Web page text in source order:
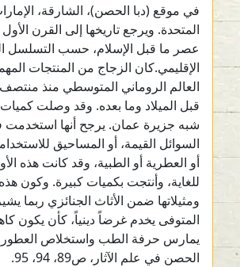
في موقع (دبا الحصن)، الشارقة، الإمارات
المتحدة. ويرجع تاريخها إلى القرن الأول
عصر ما قبل الإسلام، حسب التسلسل
الإقليمي.كان الزجاج من المنتجات
العالم الروماني المتوسطي منذ منتصف
قبل الميلاد وما بعده. وقد وصلت كميات
شبه جزيرة عمان. يرجح أنها استخدمت
السوائل القيمة، أو المساحيق
أو العطرية أو الطبية، وقد كانت هذه
للغاية، وأنتجت بكميات كبيرة. وكون هذه
ومثيلاتها ضمن الأثاث الجنائزي ربما
المتوفى يخدم غرضاً دينياً، كأن يكون
يمارس حرفة الطب واستخلاص العطور.
الحصن في علم الآثار، ص89، 94، 95.